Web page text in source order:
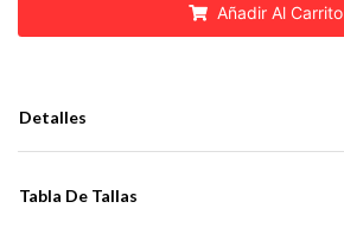
Añadir Al Carrito
Detalles
Tabla De Tallas